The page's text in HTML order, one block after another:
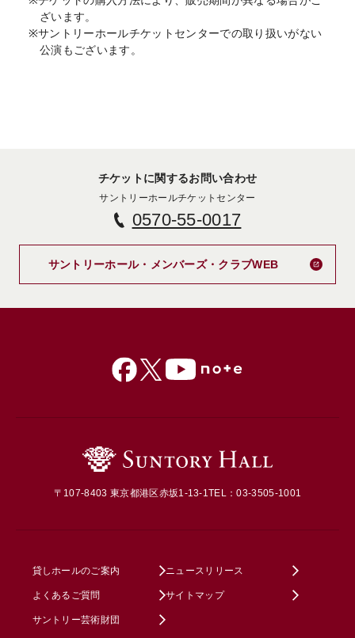
ざいます。
※サントリーホールチケットセンターでの取り扱いがない
公演もございます。
チケットに関するお問い合わせ
サントリーホールチケットセンター
0570-55-0017
サントリーホール・メンバーズ・クラブWEB
〒107-8403 東京都港区赤坂1-13-1TEL：03-3505-1001
貸しホールのご案内 ニュースリリース
よくあるご質問 サイトマップ
サントリー芸術財団